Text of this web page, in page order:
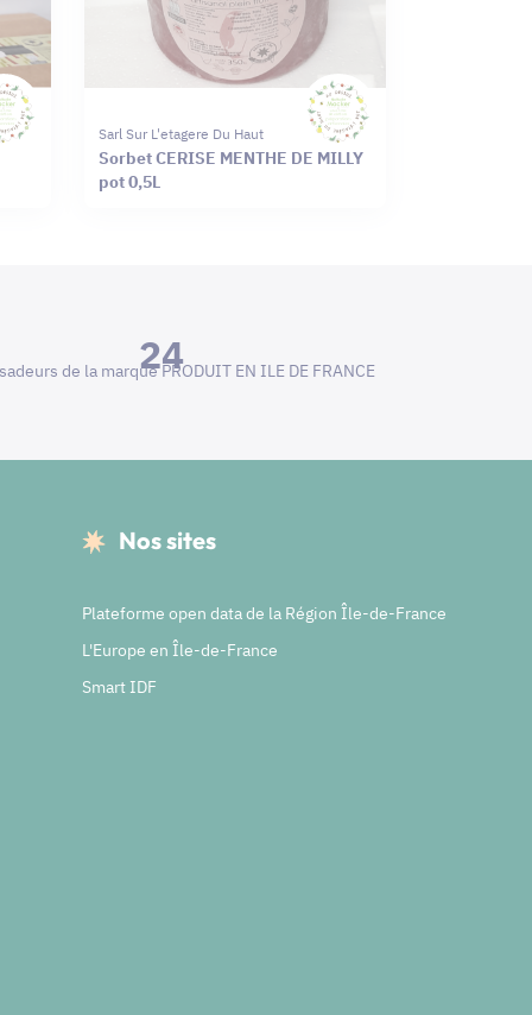
Sarl Sur L'etagere Du Haut
Sorbet CERISE MENTHE DE MILLY
pot 0,5L
24
de la marque PRODUIT EN ILE DE FRANCE
Nos sites
Plateforme open data de la Région Île-de-France
L'Europe en Île-de-France
Smart IDF